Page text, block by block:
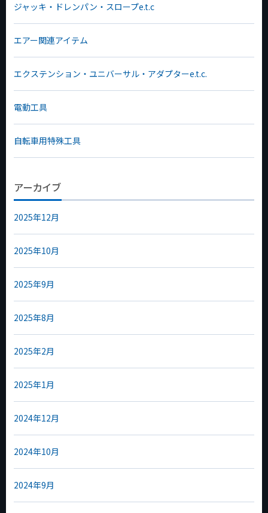
ジャッキ・ドレンパン・スロープe.t.c
エアー関連アイテム
エクステンション・ユニバーサル・アダプターe.t.c.
電動工具
自転車用特殊工具
アーカイブ
2025年12月
2025年10月
2025年9月
2025年8月
2025年2月
2025年1月
2024年12月
2024年10月
2024年9月